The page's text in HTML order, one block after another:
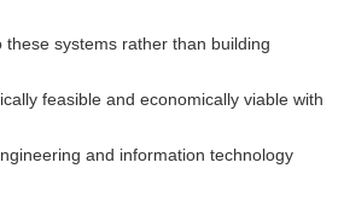
these systems rather than building
feasible and economically viable with
and information technology